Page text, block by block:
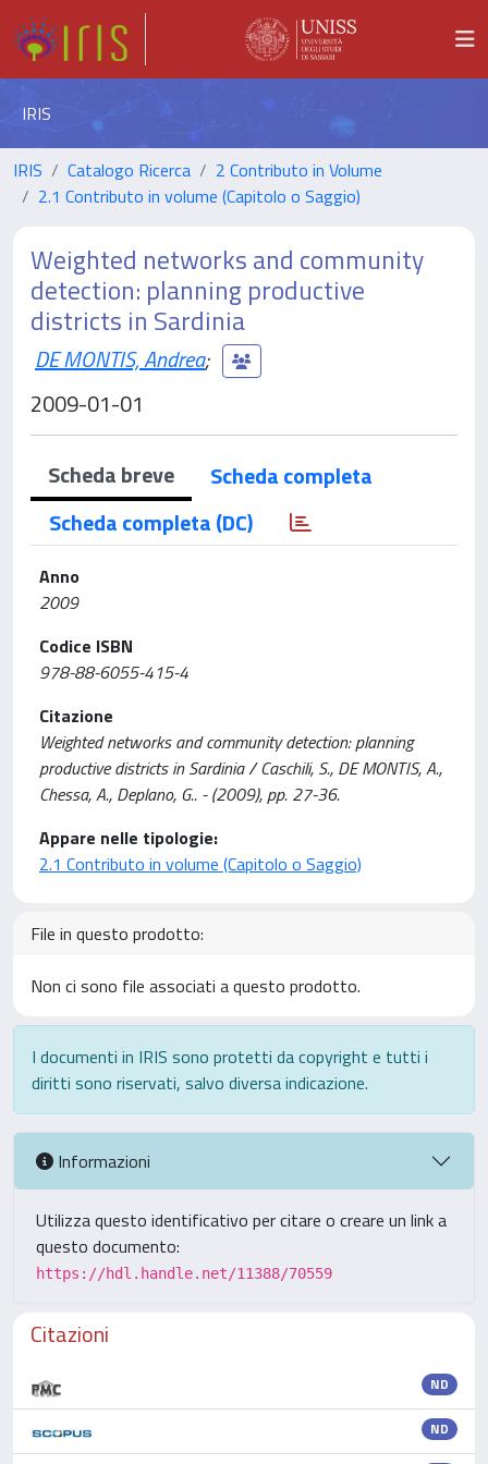
IRIS
IRIS Catalogo Ricerca
2 Contributo in Volume
2.1 Contributo in volume (Capitolo o Saggio)
Weighted networks and community
detection: planning productive
districts in Sardinia
DE MONTIS, Andrea;
2009-01-01
Scheda breve
Scheda completa
Scheda completa (DC)
Anno
2009
Codice ISBN
978-88-6055-415-4
Citazione
Weighted networks and community detection: planning
productive districts in Sardinia / Caschili, S., DE MONTIS, A.,
Chessa, A., Deplano, G.. - (2009), pp. 27-36.
Appare nelle tipologie:
2.1 Contributo in volume (Capitolo o Saggio)
File in questo prodotto:
Non ci sono file associati a questo prodotto.
I documenti in IRIS sono protetti da copyright e tutti i
diritti sono riservati, salvo diversa indicazione.
Informazioni
Utilizza questo identificativo per citare o creare un link a
questo documento:
https://hdl.handle.net/11388/70559
Citazioni
ND
ND